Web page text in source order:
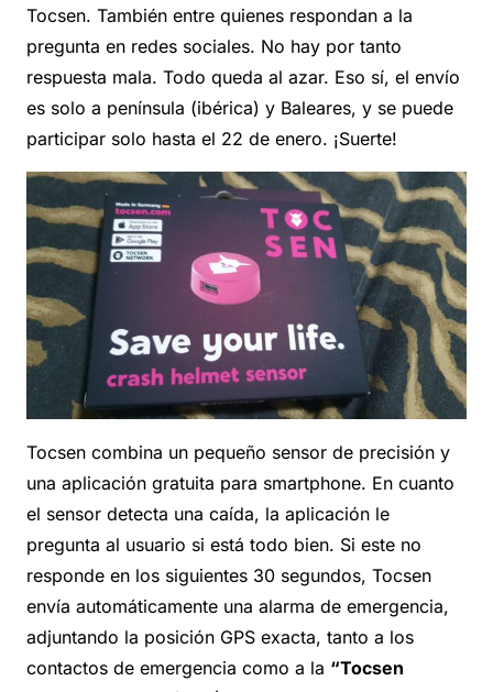
Tocsen. También entre quienes respondan a la
pregunta en redes sociales. No hay por tanto
respuesta mala. Todo queda al azar. Eso sí, el envío
es solo a península (ibérica) y Baleares, y se puede
participar solo hasta el 22 de enero. ¡Suerte!
Tocsen combina un pequeño sensor de precisión y
una aplicación gratuita para smartphone. En cuanto
el sensor detecta una caída, la aplicación le
pregunta al usuario si está todo bien. Si este no
responde en los siguientes 30 segundos, Tocsen
envía automáticamente una alarma de emergencia,
adjuntando la posición GPS exacta, tanto a los
contactos de emergencia como a la “Tocsen